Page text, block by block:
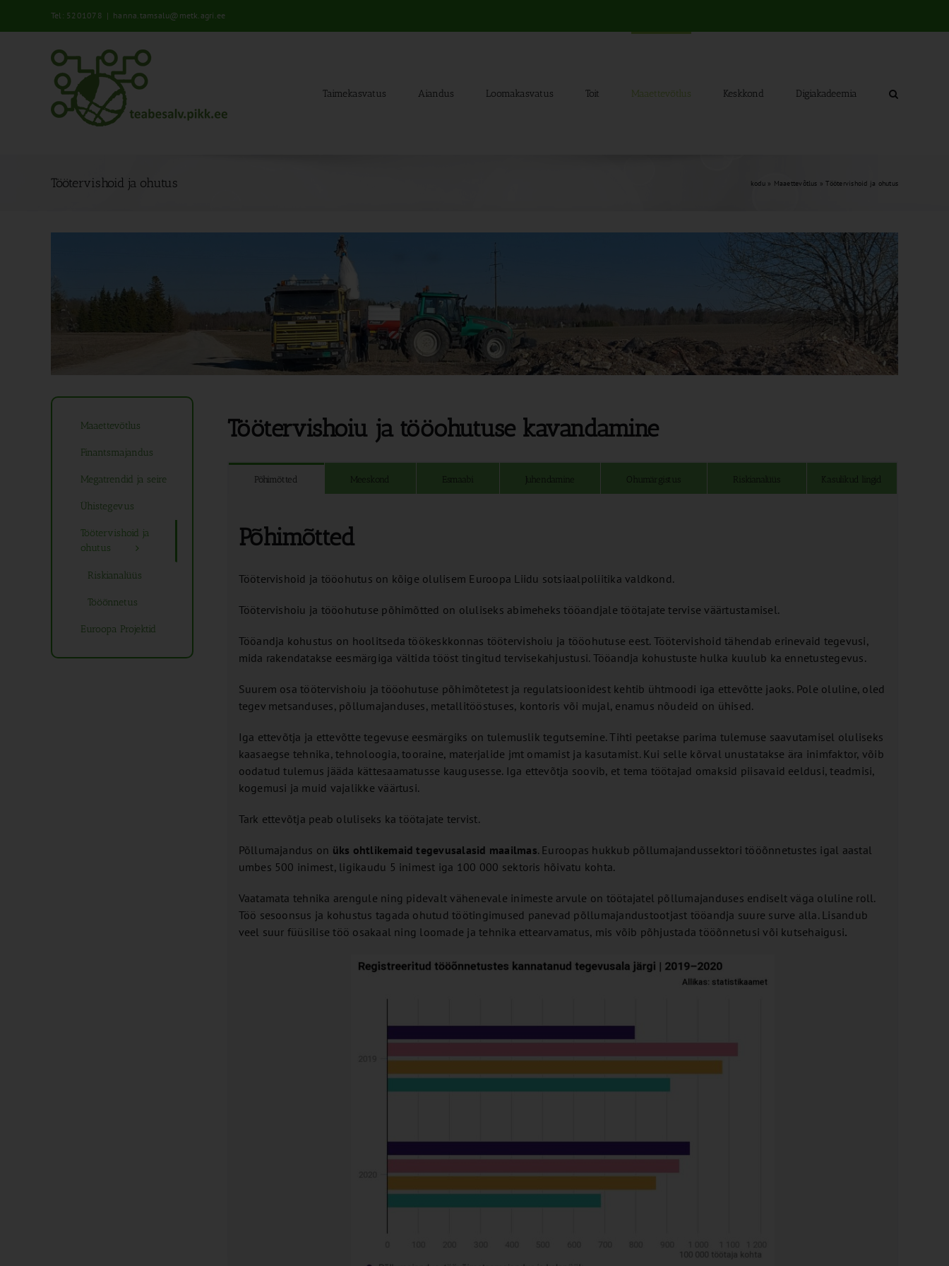
Tel: 5201078 | hanna.tamsalu@metk.agri.ee
Taimekasvatus Aiandus Loomakasvatus Toit Maaettevõtlus Keskkond Digiakadeemia
Töötervishoid ja ohutus kodu» Maaettevõtlus »Töötervishoid ja ohutus
Maaettevõtlus
Finantsmajandus
Megatrendid ja seire
Ühistegevus
Töötervishoid ja
ohutus
Riskianalüüs
Tööõnnetus
Euroopa Projektid
Töötervishoiu ja tööohutuse kavandamine
Põhimõtted Meeskond Esmaabi Juhendamine Ohumärgistus Riskianalüüs Kasulikud lingid
Põhimõtted
Töötervishoid ja tööohutus on kõige olulisem Euroopa Liidu sotsiaalpoliitika valdkond.
Töötervishoiu ja tööohutuse põhimõtted on oluliseks abimeheks tööandjale töötajate tervise väärtustamisel.
Tööandja kohustus on hoolitseda töökeskkonnas töötervishoiu ja tööohutuse eest. Töötervishoid tähendab erinevaid tegevusi,
mida rakendatakse eesmärgiga vältida tööst tingitud tervisekahjustusi. Tööandja kohustuste hulka kuulub ka ennetustegevus.
Suurem osa töötervishoiu ja tööohutuse põhimõtetest ja regulatsioonidest kehtib ühtmoodi iga ettevõtte jaoks. Pole oluline, oled
tegev metsanduses, põllumajanduses, metallitööstuses, kontoris või mujal, enamus nõudeid on ühised.
Iga ettevõtja ja ettevõtte tegevuse eesmärgiks on tulemuslik tegutsemine. Tihti peetakse parima tulemuse saavutamisel oluliseks
kaasaegse tehnika, tehnoloogia, tooraine, materjalide jmt omamist ja kasutamist. Kui selle kõrval unustatakse ära inimfaktor, võib
oodatud tulemus jääda kättesaamatusse kaugusesse. Iga ettevõtja soovib, et tema töötajad omaksid piisavaid eeldusi, teadmisi,
kogemusi ja muid vajalikke väärtusi.
Tark ettevõtja peab oluliseks ka töötajate tervist.
Põllumajandus on üks ohtlikemaid tegevusalasid maailmas. Euroopas hukkub põllumajandussektori tööõnnetustes igal aastal
umbes 500 inimest, ligikaudu 5 inimest iga 100 000 sektoris hõivatu kohta.
Vaatamata tehnika arengule ning pidevalt vähenevale inimeste arvule on töötajatel põllumajanduses endiselt väga oluline roll.
Töö sesoonsus ja kohustus tagada ohutud töötingimused panevad põllumajandustootjast tööandja suure surve alla. Lisandub
veel suur füüsilise töö osakaal ning loomade ja tehnika ettearvamatus, mis võib põhjustada tööõnnetusi või kutsehaigusi.